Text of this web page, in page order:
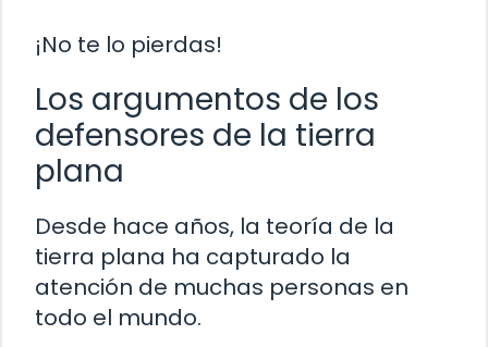
¡No te lo pierdas!
Los argumentos de los
defensores de la tierra
plana
Desde hace años, la teoría de la
tierra plana ha capturado la
atención de muchas personas en
todo el mundo.